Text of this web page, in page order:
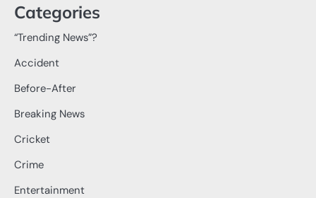
Categories
“Trending News”?
Accident
Before-After
Breaking News
Cricket
Crime
Entertainment